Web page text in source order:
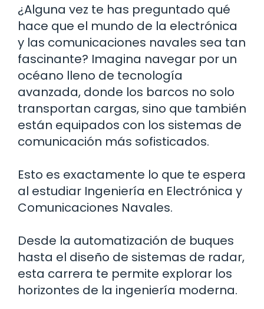
¿Alguna vez te has preguntado qué
hace que el mundo de la electrónica
y las comunicaciones navales sea tan
fascinante? Imagina navegar por un
océano lleno de tecnología
avanzada, donde los barcos no solo
transportan cargas, sino que también
están equipados con los sistemas de
comunicación más sofisticados.
Esto es exactamente lo que te espera
al estudiar Ingeniería en Electrónica y
Comunicaciones Navales.
Desde la automatización de buques
hasta el diseño de sistemas de radar,
esta carrera te permite explorar los
horizontes de la ingeniería moderna.